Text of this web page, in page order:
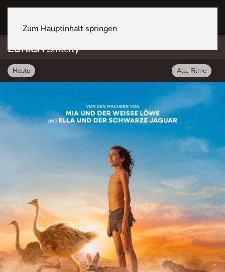
Zum Hauptinhalt springen
ZÜRICHSihlcity
Heute Alle Filme